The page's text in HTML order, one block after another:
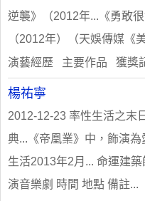
逆襲》（2012年...《勇敢
（2012年）（天娛傳媒《
演藝經歷 主要作品 獲獎
楊祐寧
2012-12-23 率性生活之末
典...《帝凰業》中，飾演
生活2013年2月... 命運建
演音樂劇 時間 地點 備註...